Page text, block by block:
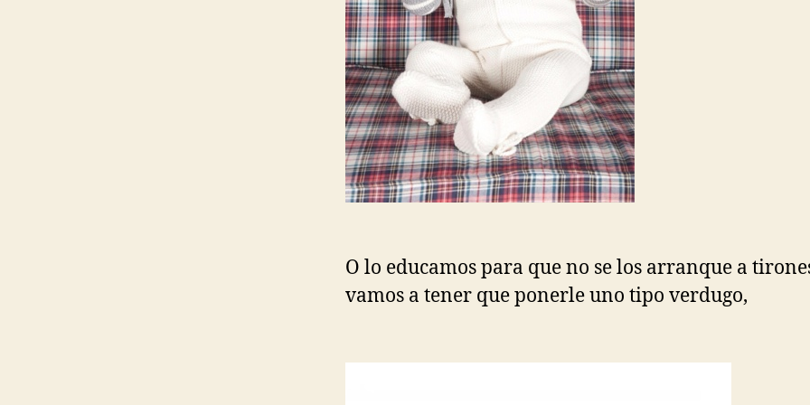
O lo educamos para que no se los arranque a
vamos a tener que ponerle uno tipo verdugo,